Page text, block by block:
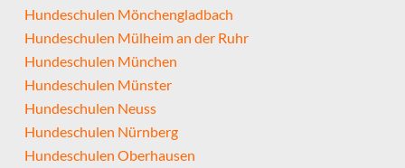
Hundeschulen Mönchengladbach
Hundeschulen Mülheim an der Ruhr
Hundeschulen München
Hundeschulen Münster
Hundeschulen Neuss
Hundeschulen Nürnberg
Hundeschulen Oberhausen